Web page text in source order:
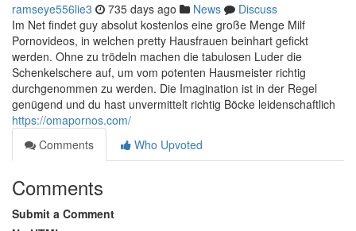
ramseye556lie3 735 days ago News
Discuss
Im Net findet guy absolut kostenlos eine große Menge Milf
Pornovideos, in welchen pretty Hausfrauen beinhart gefickt
werden. Ohne zu trödeln machen die tabulosen Luder die
Schenkelschere auf, um vom potenten Hausmeister richtig
durchgenommen zu werden. Die Imagination ist in der Regel
genügend und du hast unvermittelt richtig Böcke leidenschaftlich
https://omapornos.com/
Comments
Who Upvoted
Comments
Submit a Comment